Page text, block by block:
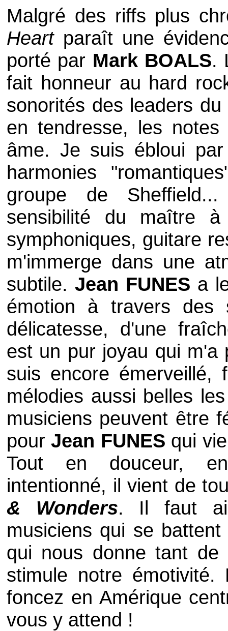
Malgré des riffs plus
Heartparaît une
porté par Mark BOALS.
fait honneur au hard
sonorités des leaders
en tendresse, les
âme. Je suis ébloui
harmonies
groupe de
sensibilité du maître à
symphoniques, guitare
m'immerge dans une
subtile. Jean FUNES a
émotion à travers des
délicatesse, d'une
est un pur joyau qui m'a
suis encore émerveillé,
mélodies aussi belles
musiciens peuvent être
pourJean FUNES qui
Tout en douceur,
intentionné, il vient de
& Wonders. Il faut
musiciens qui se
qui nous donne tant de
stimule notre
foncez en Amérique
vous y attend !